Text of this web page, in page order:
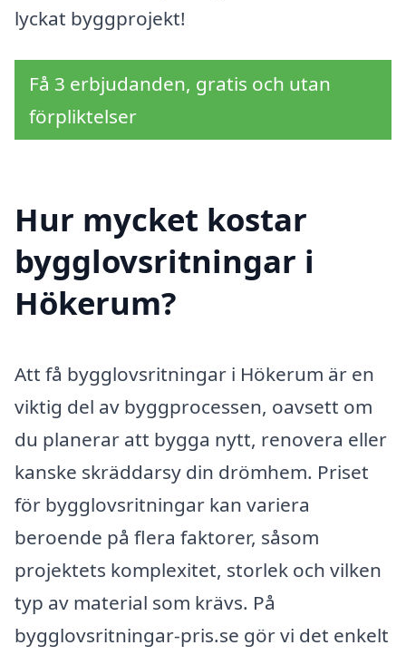
lyckat byggprojekt!
Få 3 erbjudanden, gratis och utan
förpliktelser
Hur mycket kostar
bygglovsritningar i
Hökerum?
Att få bygglovsritningar i Hökerum är en
viktig del av byggprocessen, oavsett om
du planerar att bygga nytt, renovera eller
kanske skräddarsy din drömhem. Priset
för bygglovsritningar kan variera
beroende på flera faktorer, såsom
projektets komplexitet, storlek och vilken
typ av material som krävs. På
bygglovsritningar-pris.se gör vi det enkelt